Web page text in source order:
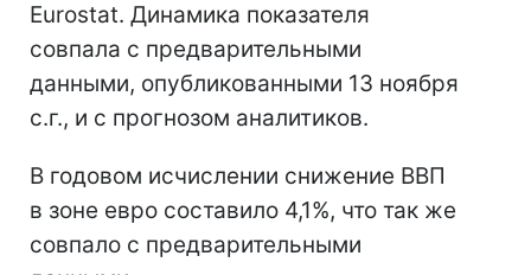
Eurostat. Динамика показателя
совпала с предварительными
данными, опубликованными 13 ноября
с.г., и с прогнозом аналитиков.
В годовом исчислении снижение ВВП
в зоне евро составило 4,1%, что так же
совпало с предварительными